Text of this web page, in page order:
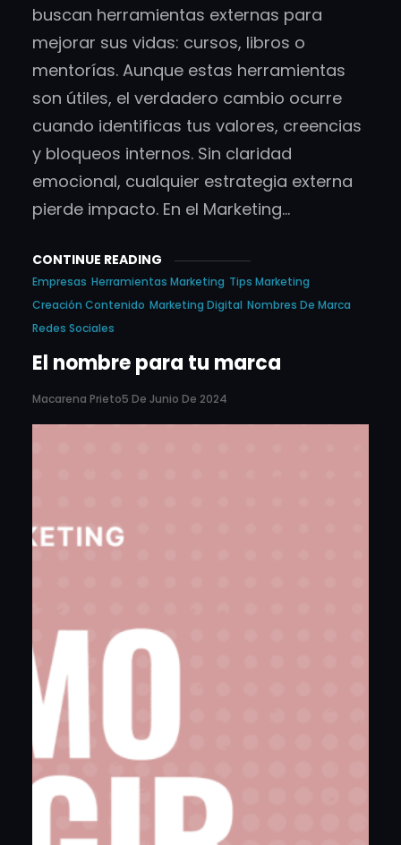
buscan herramientas externas para
mejorar sus vidas: cursos, libros o
mentorías. Aunque estas herramientas
son útiles, el verdadero cambio ocurre
cuando identificas tus valores, creencias
y bloqueos internos. Sin claridad
emocional, cualquier estrategia externa
pierde impacto. En el Marketing…
CONTINUE READING
Empresas Herramientas Marketing Tips Marketing
Creación Contenido Marketing Digital Nombres De Marca
Redes Sociales
El nombre para tu marca
Macarena Prieto5 De Junio De 2024